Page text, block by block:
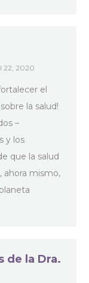
22, 2020
el
la salud!
–
y los
que la salud
ahora mismo,
de la Dra.